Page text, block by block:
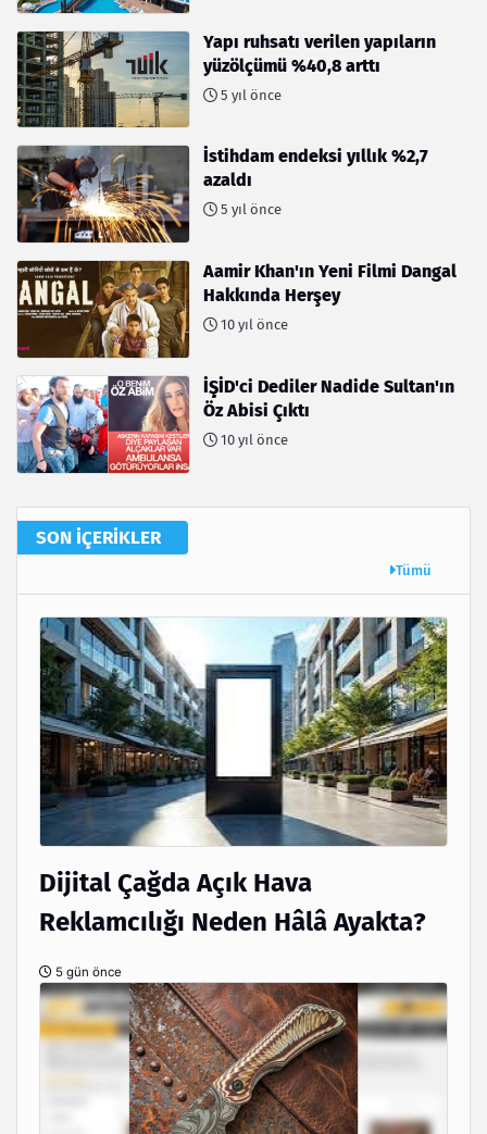
Yapı ruhsatı verilen yapıların
yüzölçümü %40,8 arttı
5 yıl önce
İstihdam endeksi yıllık %2,7
azaldı
5 yıl önce
Aamir Khan'ın Yeni Filmi Dangal
Hakkında Herşey
10 yıl önce
İŞİD'ci Dediler Nadide Sultan'ın
Öz Abisi Çıktı
10 yıl önce
SON İÇERIKLER
Tümü
Dijital Çağda Açık Hava
Reklamcılığı Neden Hâlâ Ayakta?
5 gün önce